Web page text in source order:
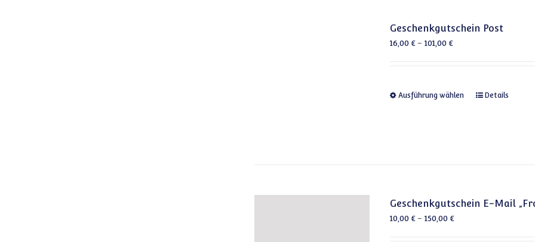
Geschenkgutschein Post
16,00 €– 101,00 €
Ausführung wählen Dieses
Details
Geschenkgutschein E-Mail
10,00 €– 150,00 €